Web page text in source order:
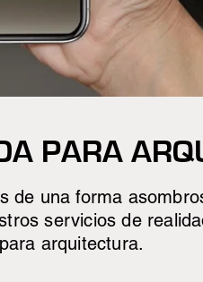
PARA
de una forma
servicios de
arquitectura.